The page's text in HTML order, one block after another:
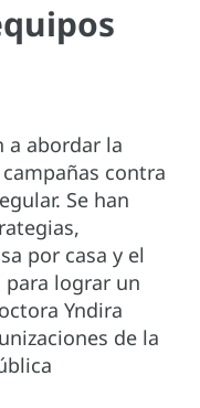
a abordar la
contra
Se han
por casa y el
lograr un
Yndira
de la